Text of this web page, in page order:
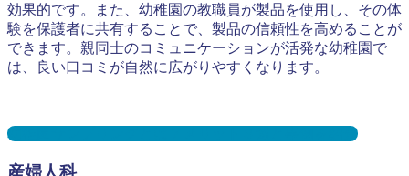
効果的です。また、幼稚園の教職員が製品を使用し、その体
験を保護者に共有することで、製品の信頼性を高めることが
できます。親同士のコミュニケーションが活発な幼稚園で
は、良い口コミが自然に広がりやすくなります。
幼稚園サンプリングとは？メリット３選と事例を紹介